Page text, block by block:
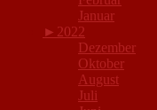
Januar
► 2022
Dezember
Oktober
August
Juli